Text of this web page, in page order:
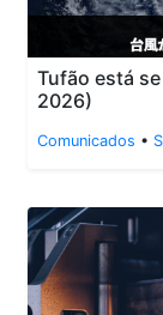
Tufão está
2026)
Comunicados •